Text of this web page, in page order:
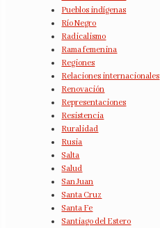
Pueblos indígenas
Río Negro
Radicalismo
Rama femenina
Regiones
Relaciones internacionales
Renovación
Representaciones
Resistencia
Ruralidad
Rusia
Salta
Salud
San Juan
Santa Cruz
Santa Fe
Santiago del Estero